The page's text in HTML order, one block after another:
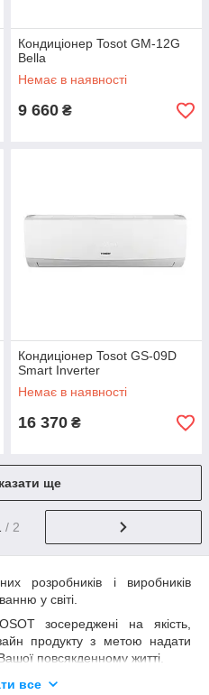
Кондиціонер Tosot GM-12G
Bella
Немає в наявності
9 660 ₴
Кондиціонер Tosot GS-09D
Smart Inverter
Немає в наявності
16 370 ₴
ще
/ 2
розробників і виробників
у світі.
зосереджені на якість,
продукту з метою надати
повсякденному житті.
рішень кондиціонування від
все